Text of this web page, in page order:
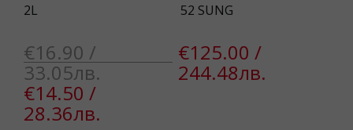
2L
€16.90 /
33.05лв.
€14.50 /
28.36лв.
52 SUNG
€125.00 /
244.48лв.